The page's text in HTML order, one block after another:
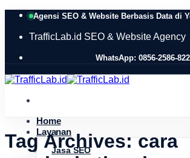
Skip
content
Agensi SEO & Website Berbasis Data di
TrafficLab.id SEO & Website Agency
WhatsApp: 0856-2586-822
Home
Layanan
Jasa SEO
Tag Archives: cara